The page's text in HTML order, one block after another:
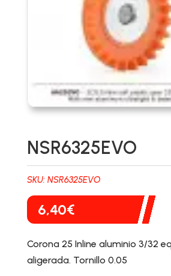
NSR6325EVO
SKU: NSR6325EVO
6,40€
Corona 25 Inline aluminio 3/32
aligerada. Tornillo 0.05